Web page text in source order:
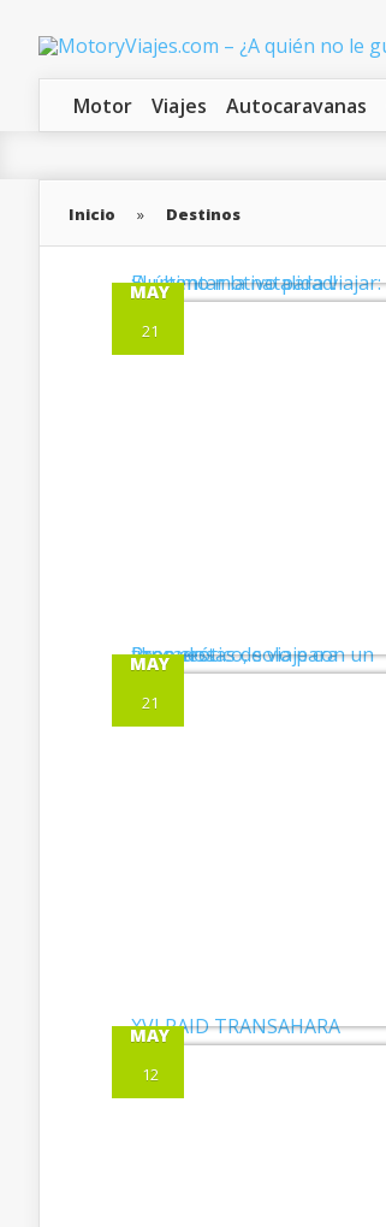
Motor Viajes Autocaravanas
Inicio » Destinos
MAY
21
MAY
21
MAY
12